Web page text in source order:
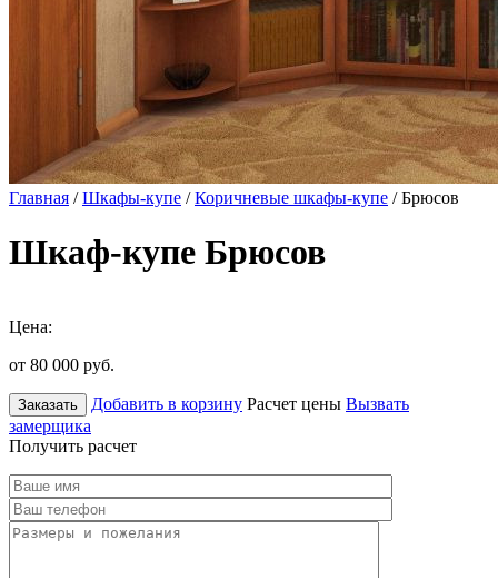
Главная /Шкафы-купе /Коричневые шкафы-купе / Брюсов
Шкаф-купе Брюсов
Цена:
от 80 000 руб.
Заказать Добавить в корзину Расчет цены Вызвать
замерщика
Получить расчет